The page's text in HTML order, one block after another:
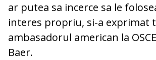
ar putea sa incerce sa le
interes propriu, si-a exprimat
ambasadorul american la
Baer.